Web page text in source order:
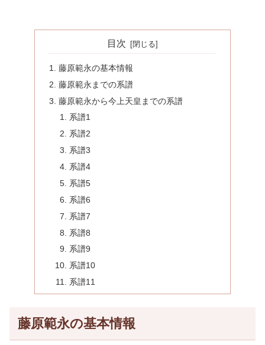
目次
藤原範永の基本情報
藤原範永までの系譜
藤原範永から今上天皇までの系譜
系譜1
系譜2
系譜3
系譜4
系譜5
系譜6
系譜7
系譜8
系譜9
系譜10
系譜11
藤原範永の基本情報